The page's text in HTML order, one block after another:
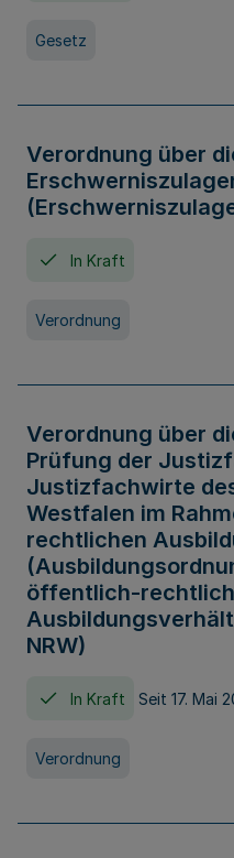
Gesetz
Verordnung über
In Kraft
Verordnung
Verordnung über
Prüfung der
Justizfachwirte
Westfalen im
rechtlichen
öffentlich-
NRW)
In Kraft Seit 17. Mai
Verordnung